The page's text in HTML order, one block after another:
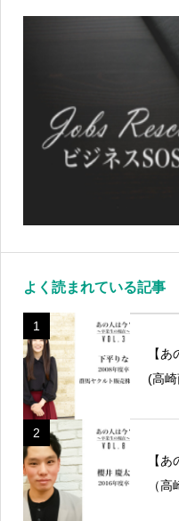
よく読まれている記事
1
【
(高
2
【
（